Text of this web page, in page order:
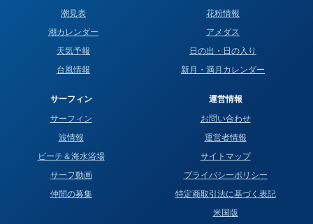
潮見表
潮カレンダー
天気予報
台風情報
花粉情報
アメダス
日の出・日の入り
新月・満月カレンダー
サーフィン
サーフィン
波情報
ビーチ＆海水浴場
サーフ動画
仲間の募集
運営情報
お問い合わせ
運営者情報
サイトマップ
プライバシーポリシー
特定商取引法に基づく表記
米国版